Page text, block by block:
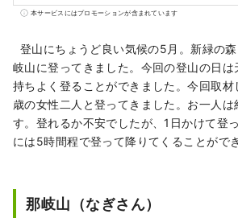
利！瀬戸大橋を経由して四
山」とも呼ばれ、瀬戸内の
太陽を浴びたフルーツは、
もに最高品質。 白桃をはじ
ピオーネなど、旬のフルー
「岡山城」や日本三名園の
倉敷美観地区といった、歴
本サービスにはプロモーションが含まれています
登山にちょうど良い気候の5月。新緑の
岐山に登ってきました。今回の登山の日
持ちよく登ることができました。今回取
歳の女性二人と登ってきました。お一人
す。登れるか不安でしたが、1日かけて登
には5時間程で登って降りてくることがで
那岐山（なぎさん）